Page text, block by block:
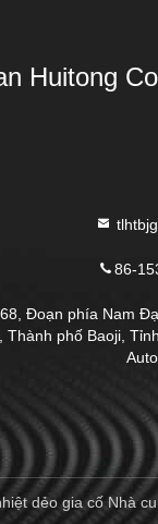
Huitong
86-
Đoạn phía Nam
Thành phố Baoji,
dẻo gia cố Nhà